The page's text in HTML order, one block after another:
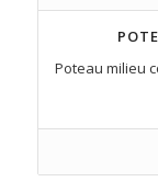
Poteau milieu